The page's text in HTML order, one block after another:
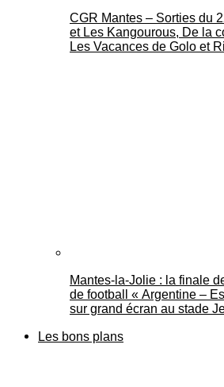
CGR Mantes – Sorties du
et Les Kangourous, De la
Les Vacances de Golo et
Mantes-la-Jolie : la finale
de football « Argentine –
sur grand écran au stade
Les bons plans